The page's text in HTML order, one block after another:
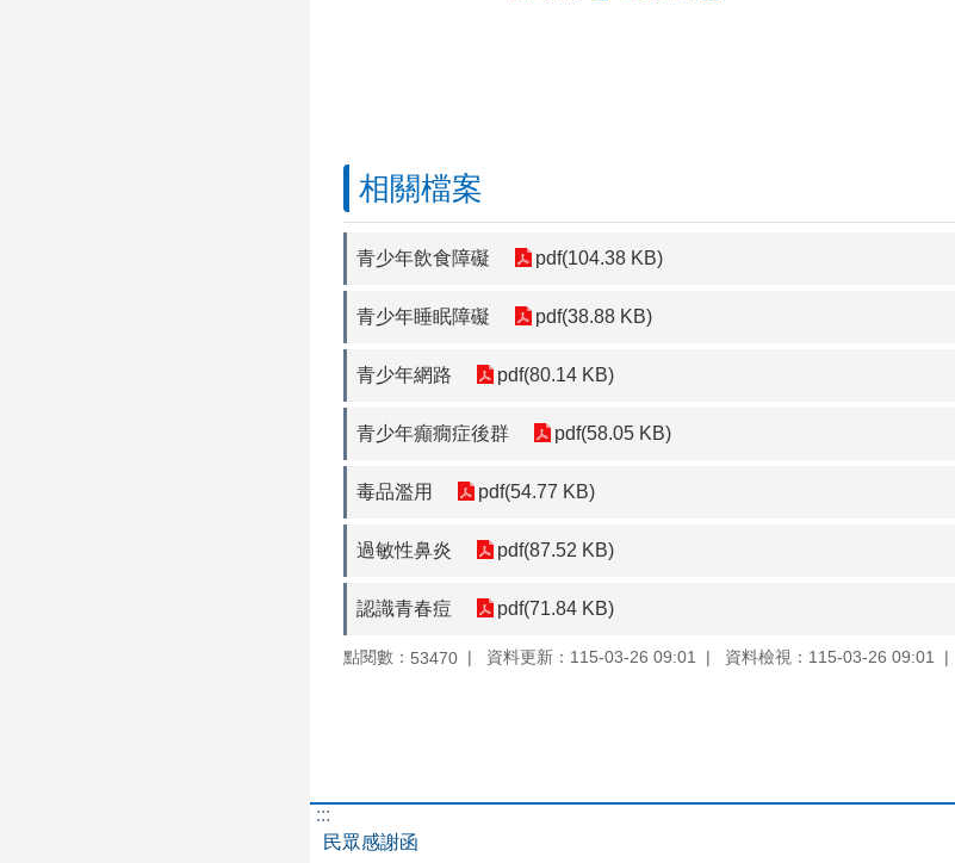
相關檔案
青少年飲食障礙 pdf(104.38 KB)
青少年睡眠障礙 pdf(38.88 KB)
青少年網路 pdf(80.14 KB)
青少年癲癇症後群 pdf(58.05 KB)
毒品濫用 pdf(54.77 KB)
過敏性鼻炎 pdf(87.52 KB)
認識青春痘 pdf(71.84 KB)
點閱數： 53470 資料更新：115-03-26 09:01 資料檢視：115-03-26 09:01
:::
民眾感謝函